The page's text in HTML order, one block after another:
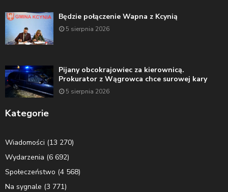
Będzie połączenie Wapna z Kcynią
5 sierpnia 2026
Pijany obcokrajowiec za kierownicą.
Prokurator z Wągrowca chce surowej kary
5 sierpnia 2026
Kategorie
Wiadomości (13 270)
Wydarzenia (6 692)
Społeczeństwo (4 568)
Na sygnale (3 771)